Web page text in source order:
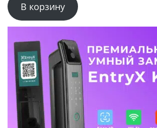
В корзину